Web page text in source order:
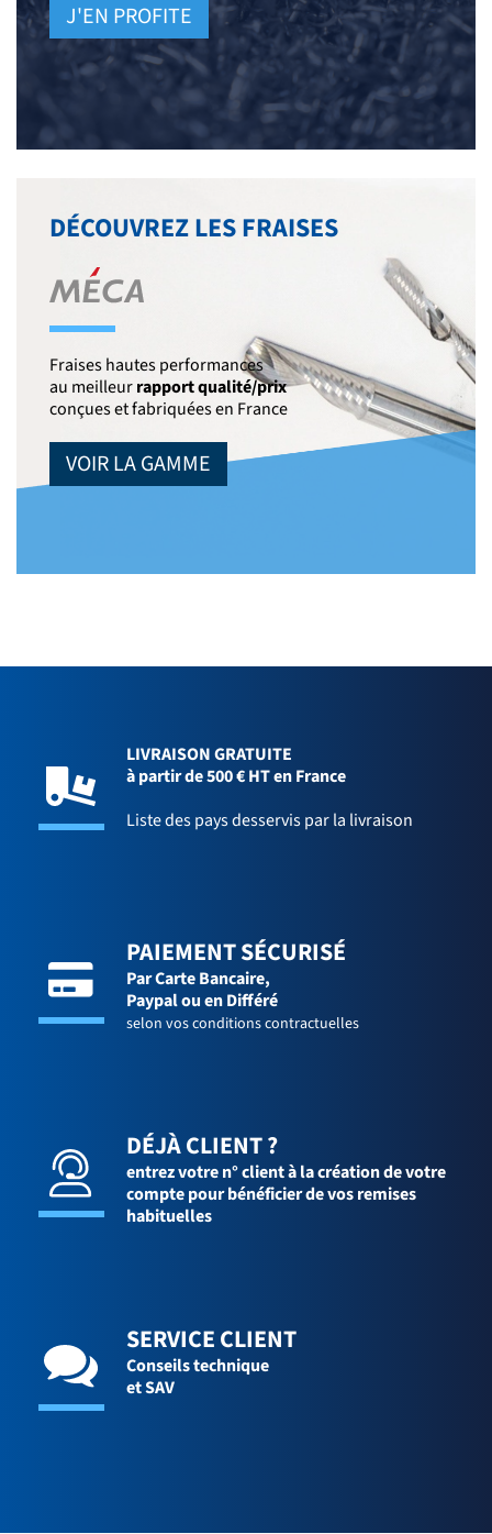
J'EN PROFITE
DÉCOUVREZ LES FRAISES
Fraises hautes performances
au meilleurrapport qualité/prix
conçues et fabriquées en France
VOIR LA GAMME
LIVRAISON GRATUITE
à partir de 500 € HT en France
Liste des pays desservis par la livraison
PAIEMENT SÉCURISÉ
Par Carte Bancaire,
Paypal ou en Différé
selon vos conditions contractuelles
DÉJÀ CLIENT ?
entrez votre n° client à la création de votre
compte pour bénéficier de vos remises
habituelles
SERVICE CLIENT
Conseils technique
et SAV